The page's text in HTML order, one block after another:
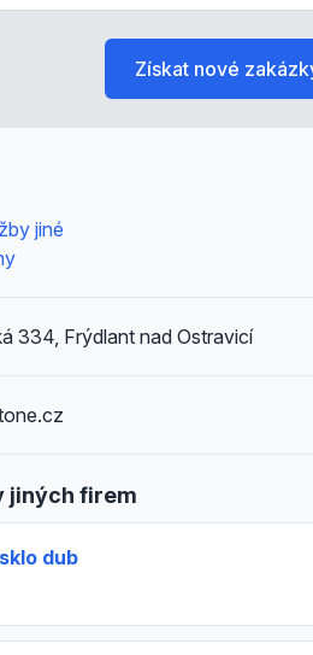
jiné
334, Frýdlant nad Ostravicí
jiných firem
dub
Získat nové